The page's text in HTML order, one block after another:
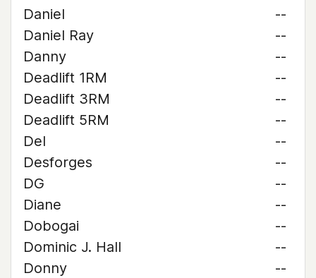
Daniel
--
Daniel Ray
--
Danny
--
Deadlift 1RM
--
Deadlift 3RM
--
Deadlift 5RM
--
Del
--
Desforges
--
DG
--
Diane
--
Dobogai
--
Dominic J. Hall
--
Donny
--